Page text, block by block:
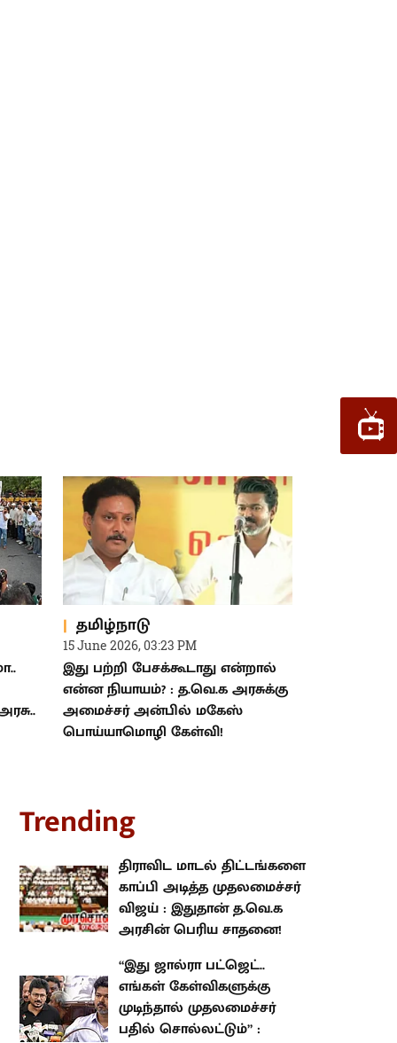
தமிழ்நாடு
15 June 2026, 03:23 PM
இது பற்றி பேசக்கூடாது என்றால்
என்ன நியாயம்? : த.வெ.க அரசுக்கு
அமைச்சர் அன்பில் மகேஸ்
பொய்யாமொழி கேள்வி!
Trending
திராவிட மாடல் திட்டங்களை
காப்பி அடித்த முதலமைச்சர் விஜய்
: இதுதான் த.வெ.க அரசின் பெரிய
சாதனை!
“இது ஜால்ரா பட்ஜெட்.. எங்கள்
கேள்விகளுக்கு முடிந்தால்
முதலமைச்சர் பதில் சொல்லட்டும்”
: உதயநிதி ஸ்டாலின்!